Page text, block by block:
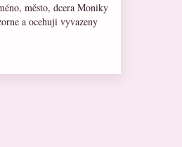
Kelly Osbourne:
a proměna k.... Prosim
aktualizacich.